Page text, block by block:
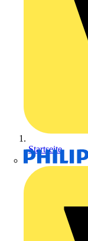
Startseite